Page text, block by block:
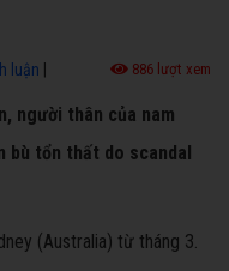
luận 886 lượt xem
người thân của nam
bù tổn thất do scandal
(Australia) từ tháng 3.